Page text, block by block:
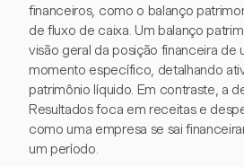
financeiros, como o balanço
de fluxo de caixa. Um balanço
visão geral da posição financeira de
momento específico, detalhando
patrimônio líquido. Em contraste, a
Resultados foca em receitas e
como uma empresa se sai
um período.